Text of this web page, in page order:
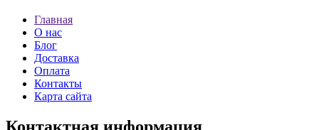
Главная
О нас
Блог
Доставка
Оплата
Контакты
Карта сайта